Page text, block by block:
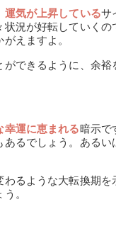
運気が上昇しているサ
況が好転していくの
えますよ。
できるように、余
幸運に恵まれる暗示で
るでしょう。あるい
るような大転換期
。